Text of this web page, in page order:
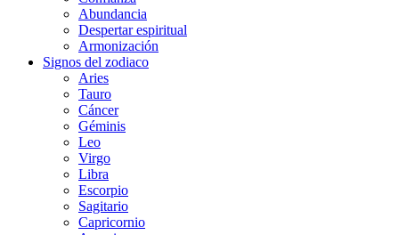
Abundancia
Despertar espiritual
Armonización
Signos del zodiaco
Aries
Tauro
Cáncer
Géminis
Leo
Virgo
Libra
Escorpio
Sagitario
Capricornio